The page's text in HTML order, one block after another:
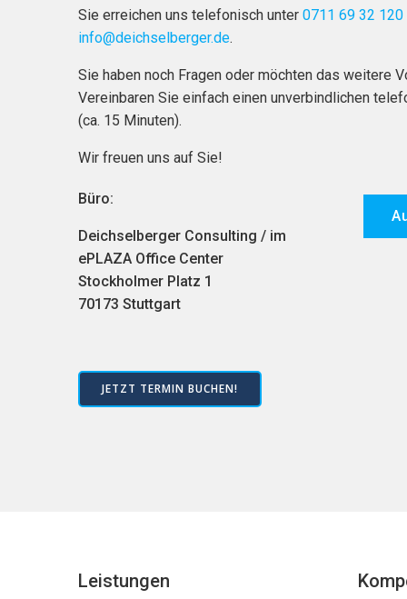
Sie erreichen uns telefonisch unter 0711 69 32 120
info@deichselberger.de.
Sie haben noch Fragen oder möchten das weitere
Vereinbaren Sie einfach einen unverbindlichen
(ca. 15 Minuten).
Wir freuen uns auf Sie!
Büro:
Deichselberger Consulting / im
ePLAZA Office Center
Stockholmer Platz 1
70173 Stuttgart
JETZT TERMIN BUCHEN!
Leistungen